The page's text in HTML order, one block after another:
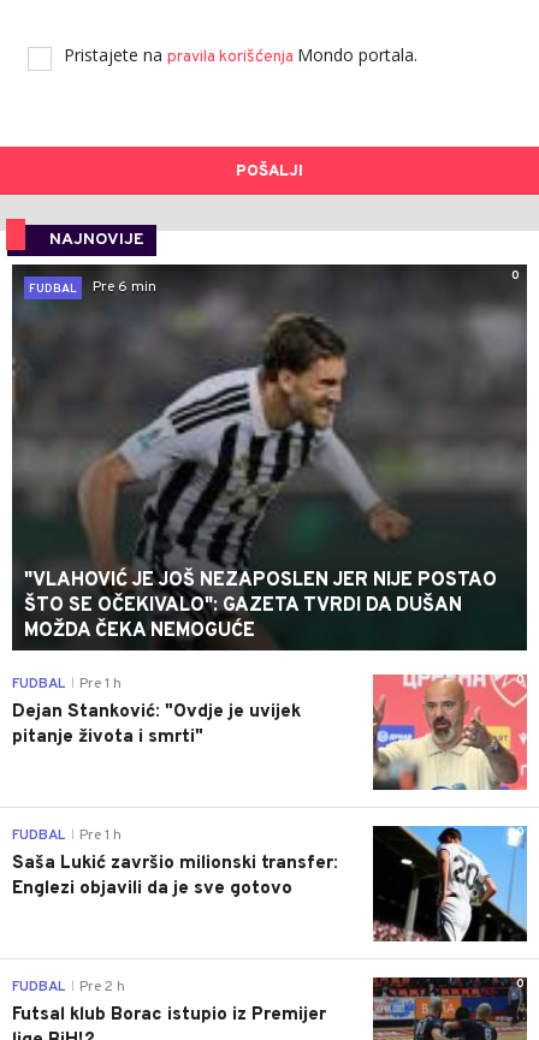
Pristajete na pravila korišćenja Mondo portala.
POŠALJI
NAJNOVIJE
0
FUDBAL
Pre 6 min
"VLAHOVIĆ JE JOŠ NEZAPOSLEN JER NIJE POSTAO
ŠTO SE OČEKIVALO": GAZETA TVRDI DA DUŠAN
MOŽDA ČEKA NEMOGUĆE
0
FUDBAL Pre 1 h
Dejan Stanković: "Ovdje je uvijek
pitanje života i smrti"
0
FUDBAL Pre 1 h
Saša Lukić završio milionski transfer:
Englezi objavili da je sve gotovo
0
FUDBAL Pre 2 h
Futsal klub Borac istupio iz Premijer